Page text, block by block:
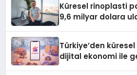
Küresel rinoplasti
9,6 milyar dolara
Türkiye’den
dijital ekonomi ile